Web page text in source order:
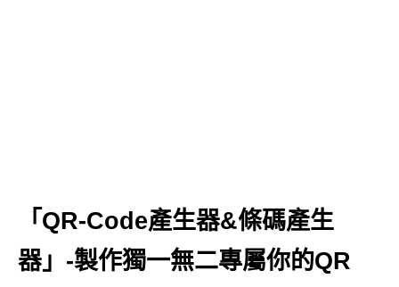
「QR-Code產生器&條碼產生
器」-製作獨一無二專屬你的QR